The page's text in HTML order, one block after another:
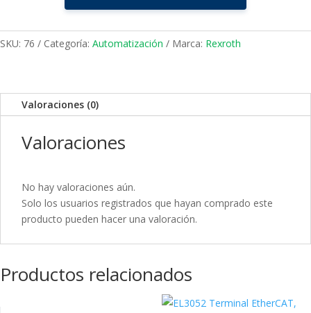
SKU: 76 Categoría: Automatización Marca: Rexroth
Valoraciones (0)
Valoraciones
No hay valoraciones aún.
Solo los usuarios registrados que hayan comprado este
producto pueden hacer una valoración.
Productos relacionados